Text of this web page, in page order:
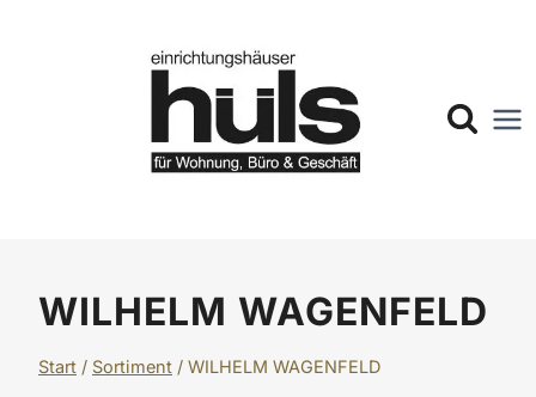
WILHELM WAGENFELD
Start / Sortiment / WILHELM WAGENFELD